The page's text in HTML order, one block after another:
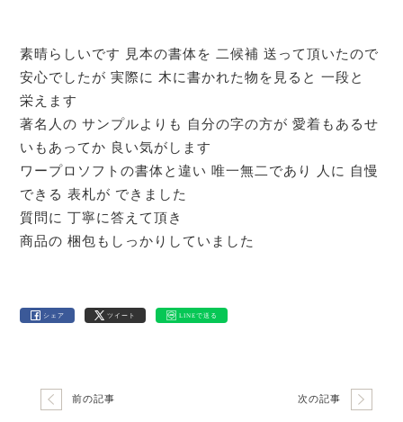
素晴らしいです 見本の書体を 二候補 送って頂いたので
安心でしたが 実際に 木に書かれた物を見ると 一段と
栄えます
著名人の サンプルよりも 自分の字の方が 愛着もあるせ
いもあってか 良い気がします
ワープロソフトの書体と違い 唯一無二であり 人に 自慢
できる 表札が できました
質問に 丁寧に答えて頂き
商品の 梱包もしっかりしていました
シェア ツイート LINEで送る
前の記事 次の記事